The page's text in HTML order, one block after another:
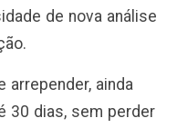
de nova análise
arrepender, ainda
30 dias, sem perder